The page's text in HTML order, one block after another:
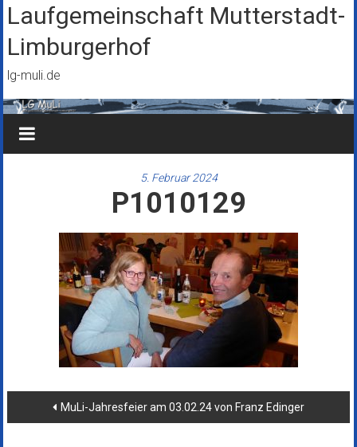
Zum
Inhalt
springen
Laufgemeinschaft Mutterstadt-
Limburgerhof
lg-muli.de
5. Februar 2024
P1010129
Beitragsnavigation
MuLi-Jahresfeier am 03.02.24 von Franz Edinger